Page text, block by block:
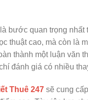
bước quan trọng
thuật cao, mà còn là
thành một luận văn
đánh giá có nhiều
Thuê 247 sẽ cung cấp